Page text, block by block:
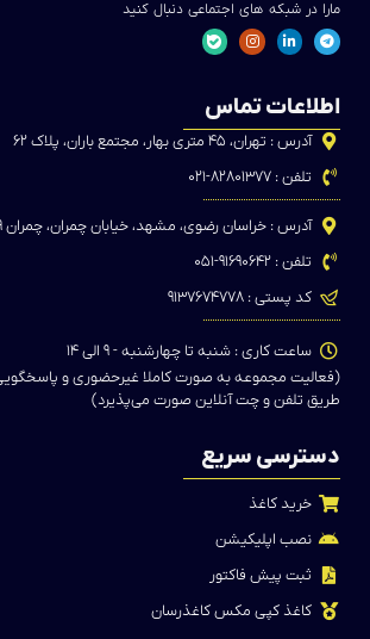
مارا در شبکه های اجتماعی دنبال کنید
اطلاعات تماس
آدرس : تهران، ۴۵ متری بهار، مجتمع باران، پلاک ۶۲
تلفن : ۸۲۸۰۱۳۷۷-۰۲۱
آدرس : خراسان رضوی، مشهد، خیابان چمران، چمران ۹
تلفن : ۹۱۶۹۰۶۴۲-۰۵۱
کد پستی : ۹۱۳۷۶۷۴۷۷۸
ساعت کاری : شنبه تا چهارشنبه - ۹ الی ۱۴
(فعالیت مجموعه به صورت کاملا غیرحضوری و پاسخگویی
طریق تلفن و چت آنلاین صورت می‌پذیرد)
دسترسی سریع
خرید کاغذ
نصب اپلیکیشن
ثبت پیش فاکتور
کاغذ کپی مکس کاغذرسان